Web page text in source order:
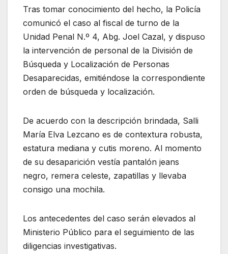
Tras tomar conocimiento del hecho, la Policía
comunicó el caso al fiscal de turno de la
Unidad Penal N.º 4, Abg. Joel Cazal, y dispuso
la intervención de personal de la División de
Búsqueda y Localización de Personas
Desaparecidas, emitiéndose la correspondiente
orden de búsqueda y localización.
De acuerdo con la descripción brindada, Salli
María Elva Lezcano es de contextura robusta,
estatura mediana y cutis moreno. Al momento
de su desaparición vestía pantalón jeans
negro, remera celeste, zapatillas y llevaba
consigo una mochila.
Los antecedentes del caso serán elevados al
Ministerio Público para el seguimiento de las
diligencias investigativas.